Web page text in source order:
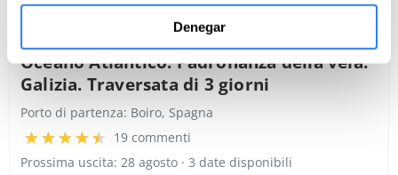
Denegar
Annulla gratuitamente fino a 15 giorni prima
Oceano Atlantico: Padronanza della vela.
Galizia. Traversata di 3 giorni
Porto di partenza: Boiro, Spagna
19 commenti
Prossima uscita: 28 agosto · 3 date disponibili